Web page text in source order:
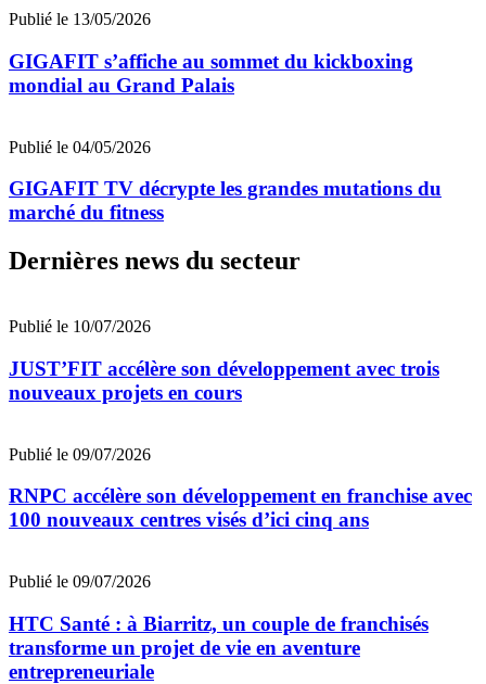
Publié le 13/05/2026
GIGAFIT s’affiche au sommet du kickboxing
mondial au Grand Palais
Publié le 04/05/2026
GIGAFIT TV décrypte les grandes mutations du
marché du fitness
Dernières news du secteur
Publié le 10/07/2026
JUST’FIT accélère son développement avec trois
nouveaux projets en cours
Publié le 09/07/2026
RNPC accélère son développement en franchise avec
100 nouveaux centres visés d’ici cinq ans
Publié le 09/07/2026
HTC Santé : à Biarritz, un couple de franchisés
transforme un projet de vie en aventure
entrepreneuriale